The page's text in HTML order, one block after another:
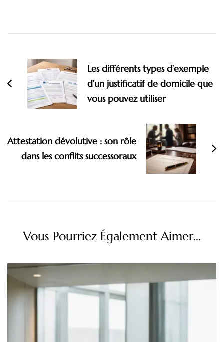
d'article
Les différents types d’exemple
d’un justificatif de domicile que
vous pouvez utiliser
Attestation dévolutive : son rôle
dans les conflits successoraux
Vous Pourriez Également Aimer...